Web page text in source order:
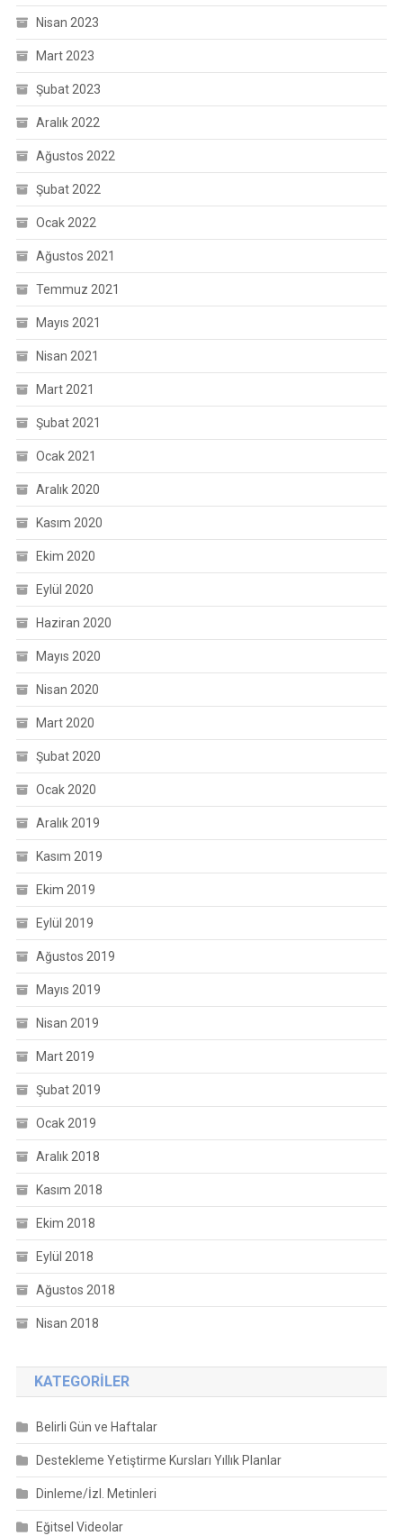
Nisan 2023
Mart 2023
Şubat 2023
Aralık 2022
Ağustos 2022
Şubat 2022
Ocak 2022
Ağustos 2021
Temmuz 2021
Mayıs 2021
Nisan 2021
Mart 2021
Şubat 2021
Ocak 2021
Aralık 2020
Kasım 2020
Ekim 2020
Eylül 2020
Haziran 2020
Mayıs 2020
Nisan 2020
Mart 2020
Şubat 2020
Ocak 2020
Aralık 2019
Kasım 2019
Ekim 2019
Eylül 2019
Ağustos 2019
Mayıs 2019
Nisan 2019
Mart 2019
Şubat 2019
Ocak 2019
Aralık 2018
Kasım 2018
Ekim 2018
Eylül 2018
Ağustos 2018
Nisan 2018
KATEGORILER
Belirli Gün ve Haftalar
Destekleme Yetiştirme Kursları Yıllık Planlar
Dinleme/İzl. Metinleri
Eğitsel Videolar